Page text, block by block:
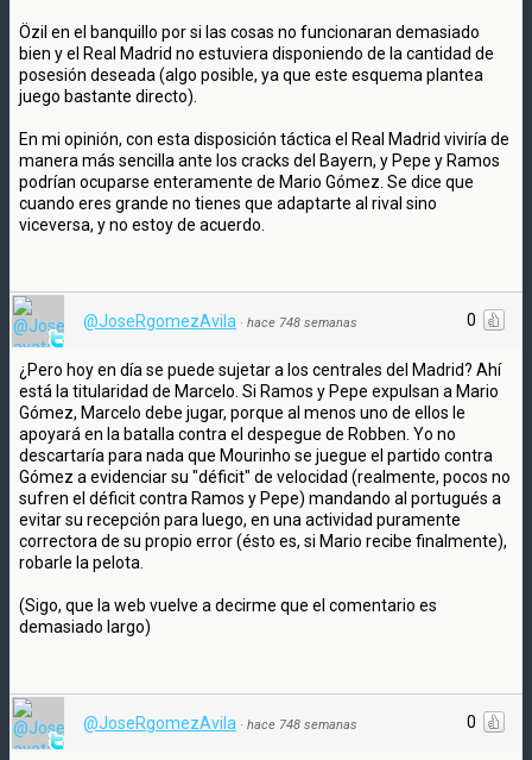
Özil en el banquillo por si las cosas no funcionaran demasiado
bien y el Real Madrid no estuviera disponiendo de la cantidad de
posesión deseada (algo posible, ya que este esquema plantea
juego bastante directo).
En mi opinión, con esta disposición táctica el Real Madrid viviría de
manera más sencilla ante los cracks del Bayern, y Pepe y Ramos
podrían ocuparse enteramente de Mario Gómez. Se dice que
cuando eres grande no tienes que adaptarte al rival sino
viceversa, y no estoy de acuerdo.
0
@JoseRgomezAvila · hace 748 semanas
¿Pero hoy en día se puede sujetar a los centrales del Madrid? Ahí
está la titularidad de Marcelo. Si Ramos y Pepe expulsan a Mario
Gómez, Marcelo debe jugar, porque al menos uno de ellos le
apoyará en la batalla contra el despegue de Robben. Yo no
descartaría para nada que Mourinho se juegue el partido contra
Gómez a evidenciar su "déficit" de velocidad (realmente, pocos no
sufren el déficit contra Ramos y Pepe) mandando al portugués a
evitar su recepción para luego, en una actividad puramente
correctora de su propio error (ésto es, si Mario recibe finalmente),
robarle la pelota.
(Sigo, que la web vuelve a decirme que el comentario es
demasiado largo)
0
@JoseRgomezAvila · hace 748 semanas